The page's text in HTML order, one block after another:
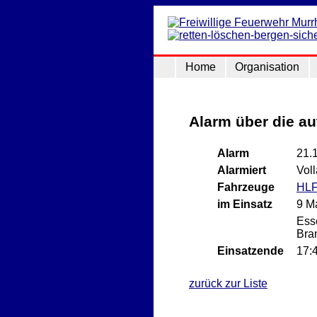
Home Organisation
Alarm über die
Alarm
Alarmiert
Fahrzeuge
im Einsatz
9
Einsatzende
zurück zur Liste